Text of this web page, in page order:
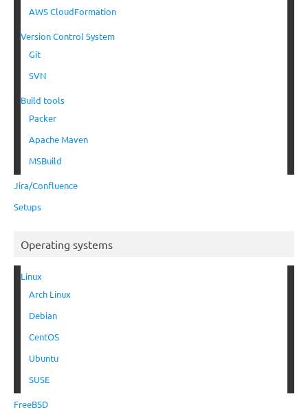
AWS CloudFormation
Version Control System
Git
SVN
Build tools
Packer
Apache Maven
MSBuild
Jira/Confluence
Setups
Operating systems
Linux
Arch Linux
Debian
CentOS
Ubuntu
SUSE
FreeBSD